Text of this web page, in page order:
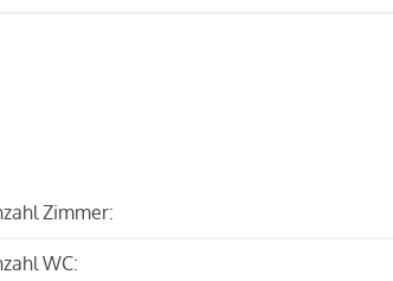
Zimmer:
WC: